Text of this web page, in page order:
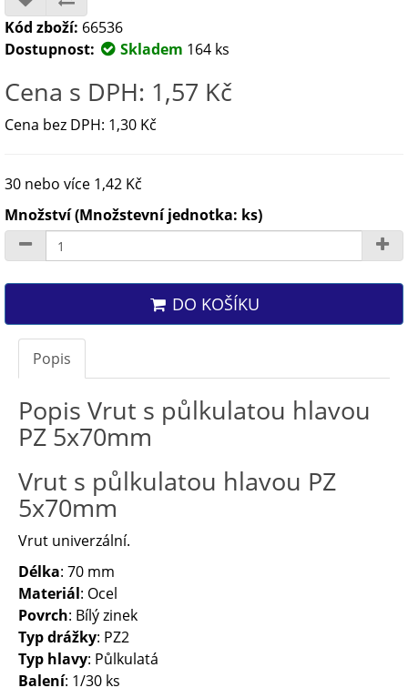
Kód zboží: 66536
Dostupnost:
Skladem 164 ks
Cena s DPH: 1,57 Kč
Cena bez DPH: 1,30 Kč
30 nebo více 1,42 Kč
Množství (Množstevní jednotka: ks)
DO KOŠÍKU
Popis
Popis Vrut s půlkulatou hlavou
PZ 5x70mm
Vrut s půlkulatou hlavou PZ
5x70mm
Vrut univerzální.
Délka: 70 mm
Materiál: Ocel
Povrch: Bílý zinek
Typ drážky: PZ2
Typ hlavy: Půlkulatá
Balení: 1/30 ks